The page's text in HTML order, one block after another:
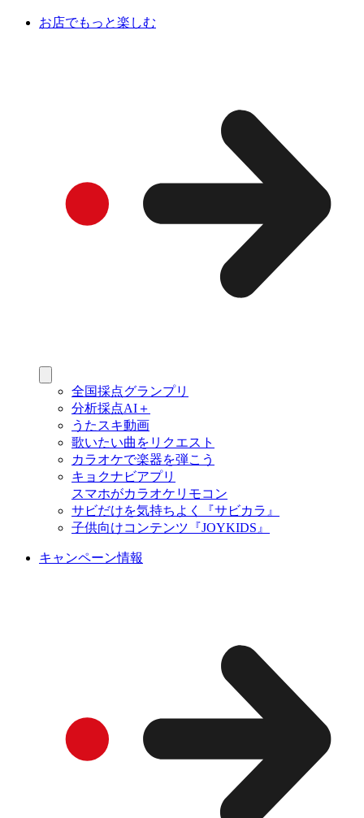
お店でもっと楽しむ
全国採点グランプリ
分析採点AI＋
うたスキ動画
歌いたい曲をリクエスト
カラオケで楽器を弾こう
キョクナビアプリ
スマホがカラオケリモコン
サビだけを気持ちよく『サビカラ』
子供向けコンテンツ『JOYKIDS』
キャンペーン情報